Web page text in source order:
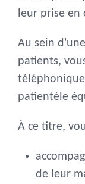
leur prise en
Au sein
patients,
patientèle
À ce titre,
de leur